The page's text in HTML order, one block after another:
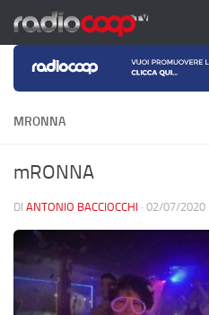
Salta al contenuto
MRONNA
mRONNA
DI ANTONIO BACCIOCCHI · 02/07/2020